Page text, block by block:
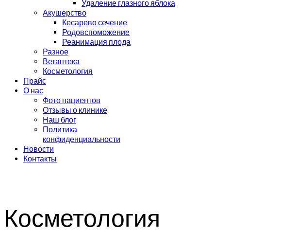
Удаление глазного яблока
Акушерство
Кесарево сечение
Родовспоможение
Реанимация плода
Разное
Ветаптека
Косметология
Прайс
О нас
Фото пациентов
Отзывы о клинике
Наш блог
Политика
конфиденциальности
Новости
Контакты
Косметология